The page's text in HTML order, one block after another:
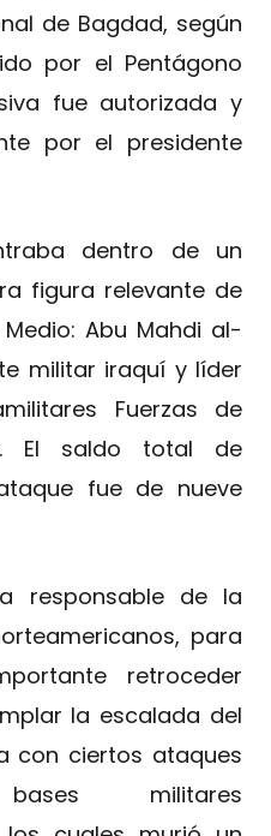
de Bagdad, según
por el Pentágono
fue autorizada y
por el presidente
dentro de un
figura relevante de
Abu Mahdi al-
militar iraquí y líder
Fuerzas de
El saldo total de
fue de nueve
responsable de la
para
retroceder
la escalada del
con ciertos ataques
militares